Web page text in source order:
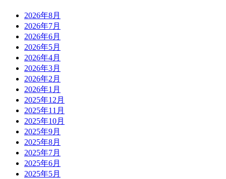
2026年8月
2026年7月
2026年6月
2026年5月
2026年4月
2026年3月
2026年2月
2026年1月
2025年12月
2025年11月
2025年10月
2025年9月
2025年8月
2025年7月
2025年6月
2025年5月